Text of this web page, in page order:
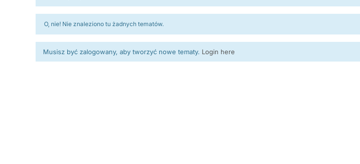
O, nie! Nie znaleziono tu żadnych tematów.
Musisz być zalogowany, aby tworzyć nowe tematy. Login here